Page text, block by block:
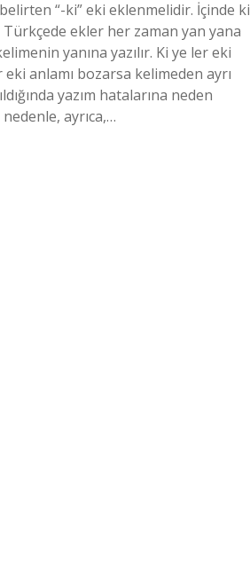
belirten “-ki” eki eklenmelidir. İçinde ki
Türkçede ekler her zaman yan yana
yanına yazılır. Ki ye ler eki
anlamı bozarsa kelimeden ayrı
yazım hatalarına neden
ayrıca,…